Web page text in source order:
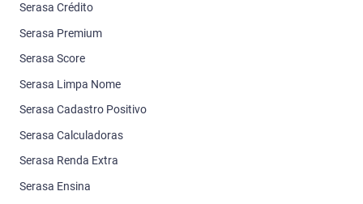
Serasa Crédito
Serasa Premium
Serasa Score
Serasa Limpa Nome
Serasa Cadastro Positivo
Serasa Calculadoras
Serasa Renda Extra
Serasa Ensina